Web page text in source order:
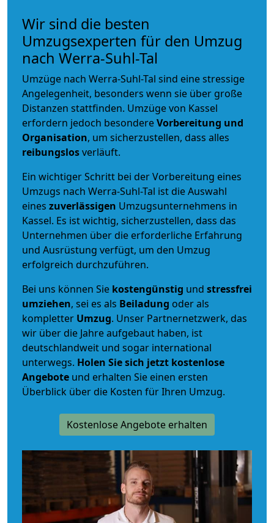
Wir sind die besten
Umzugsexperten für den Umzug
nach Werra-Suhl-Tal
Umzüge nach Werra-Suhl-Tal sind eine stressige
Angelegenheit, besonders wenn sie über große
Distanzen stattfinden. Umzüge von Kassel
erfordern jedoch besondereVorbereitung und
Organisation, um sicherzustellen, dass alles
reibungslosverläuft.
Ein wichtiger Schritt bei der Vorbereitung eines
Umzugs nach Werra-Suhl-Tal ist die Auswahl
eines zuverlässigen Umzugsunternehmens in
Kassel. Es ist wichtig, sicherzustellen, dass das
Unternehmen über die erforderliche Erfahrung
und Ausrüstung verfügt, um den Umzug
erfolgreich durchzuführen.
Bei uns können Sie kostengünstig und stressfrei
umziehen, sei es als Beiladung oder als
kompletter Umzug. Unser Partnernetzwerk, das
wir über die Jahre aufgebaut haben, ist
deutschlandweit und sogar international
unterwegs. Holen Sie sich jetzt kostenlose
Angebote und erhalten Sie einen ersten
Überblick über die Kosten für Ihren Umzug.
Kostenlose Angebote erhalten